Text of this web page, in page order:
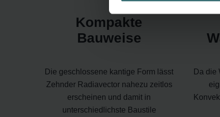
Seiten erscheinen.
Sie können Ihre Einwilligung
Kompakte
Bauweise
Die geschlossene kantige Form lässt
Zehnder Radiavector nahezu zeitlos
erscheinen und damit in
unterschiedlichste Baustile
Da die